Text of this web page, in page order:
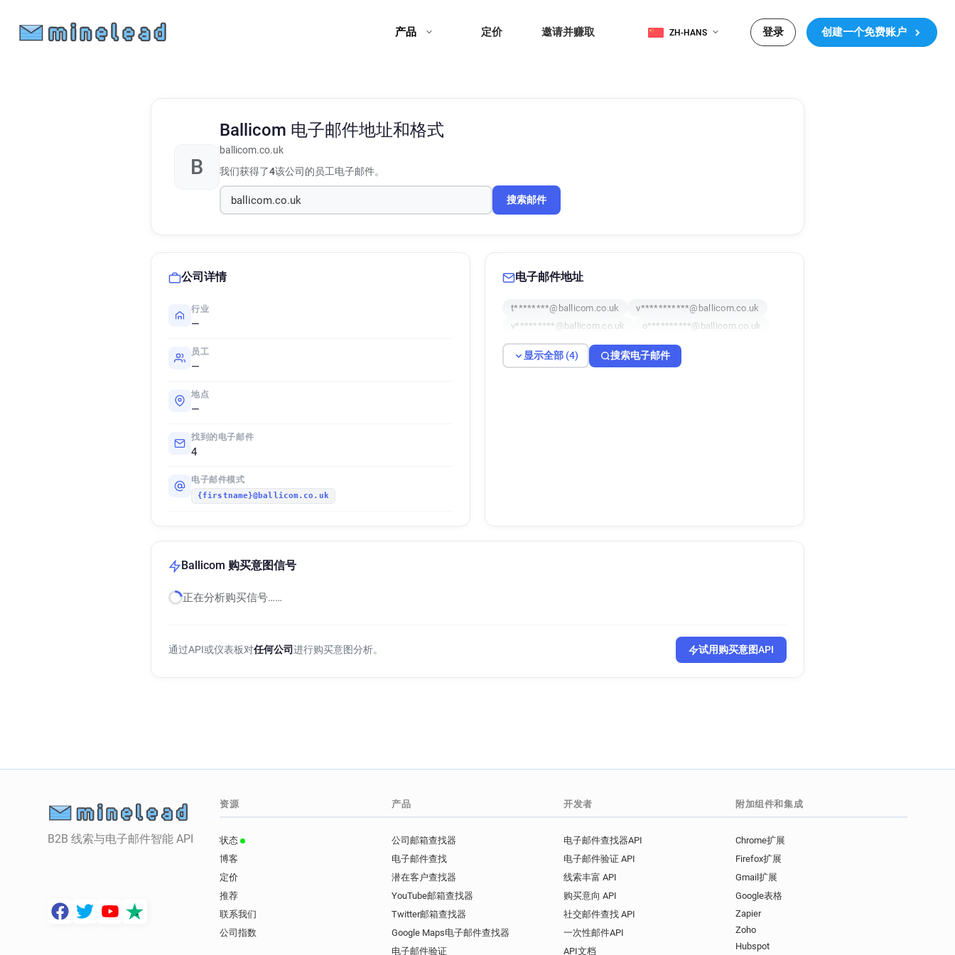
产品 定价 邀请并赚取 ZH-HANS 登录 创建一个免费账户
B
Ballicom 电子邮件地址和格式
ballicom.co.uk
我们获得了4该公司的员工电子邮件。
搜索邮件
公司详情
行业
—
员工
—
地点
—
找到的电子邮件
4
电子邮件模式
{firstname}@ballicom.co.uk
电子邮件地址
t********@ballicom.co.uk
v***********@ballicom.co.uk
v*********@ballicom.co.uk
o**********@ballicom.co.uk
显示全部 (4) 搜索电子邮件
Ballicom 购买意图信号
正在分析购买信号……
通过API或仪表板对任何公司进行购买意图分析。 试用购买意图API
B2B 线索与电子邮件智能 API
资源
状态
博客
定价
推荐
联系我们
公司指数
产品
公司邮箱查找器
电子邮件查找
潜在客户查找器
YouTube邮箱查找器
Twitter邮箱查找器
Google Maps电子邮件查找器
电子邮件验证
开发者
电子邮件查找器API
电子邮件验证 API
线索丰富 API
购买意向 API
社交邮件查找 API
一次性邮件API
API文档
附加组件和集成
Chrome扩展
Firefox扩展
Gmail扩展
Google表格
Zapier
Zoho
Hubspot